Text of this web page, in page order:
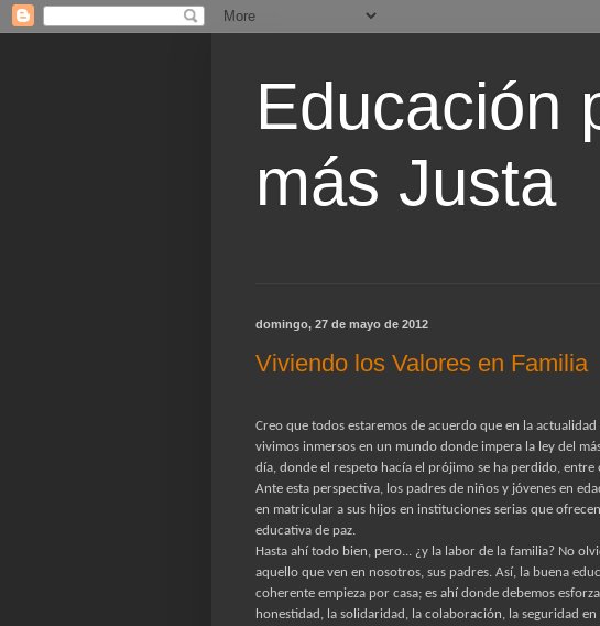
Educación
más Justa
domingo, 27 de mayo de 2012
Viviendo los Valores en Familia
Creo que todos estaremos de acuerdo que en la
vivimos inmersos en un mundo donde impera la ley del
día, donde el respeto hacía el prójimo se ha perdido, entre
Ante esta perspectiva, los padres de niños y jóvenes en
en matricular a sus hijos en instituciones serias que
educativa de paz.
Hasta ahí todo bien, pero... ¿y la labor de la familia? No
aquello que ven en nosotros, sus padres. Así, la buena
coherente empieza por casa; es ahí donde debemos
honestidad, la solidaridad, la colaboración, la seguridad